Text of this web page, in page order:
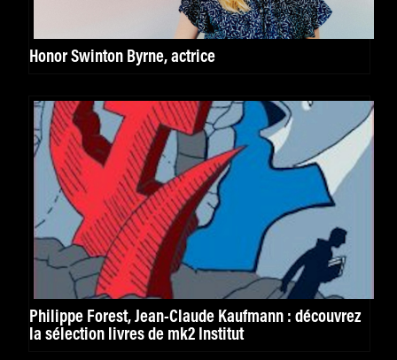
Honor Swinton Byrne, actrice
Philippe Forest, Jean-Claude Kaufmann : découvrez
la sélection livres de mk2 Institut